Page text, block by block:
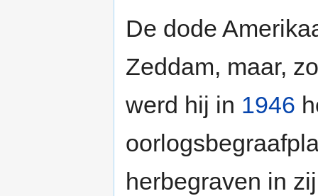
De dode
Zeddam, maar,
werd hij in 1946
herbegraven in